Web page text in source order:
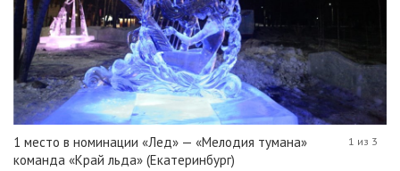
1 место в номинации «Лед» — «Мелодия тумана»
команда «Край льда» (Екатеринбург)
1 из 3